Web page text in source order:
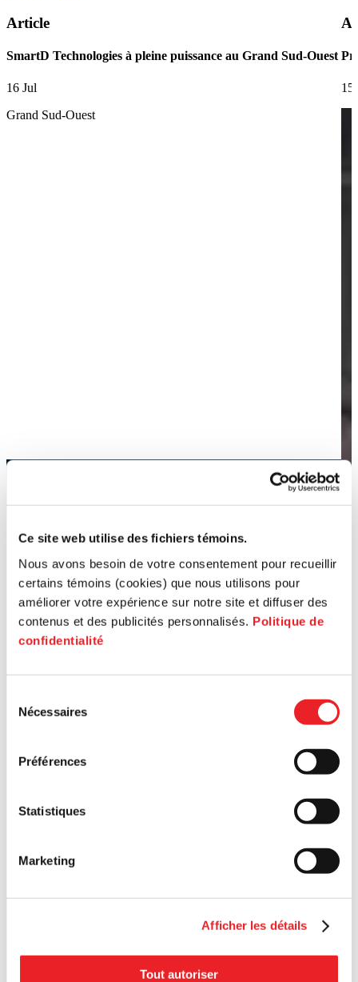
Ce site web utilise des fichiers témoins.
Nous avons besoin de votre consentement pour recueillir
certains témoins (cookies) que nous utilisons pour
améliorer votre expérience sur notre site et diffuser des
contenus et des publicités personnalisés. Politique de
confidentialité
Nécessaires
Préférences
Statistiques
Marketing
Afficher les détails
Tout autoriser
Article
SmartD Technologies à pleine puissance au Grand Sud-Ouest
16 Jul
Grand Sud-Ouest
15